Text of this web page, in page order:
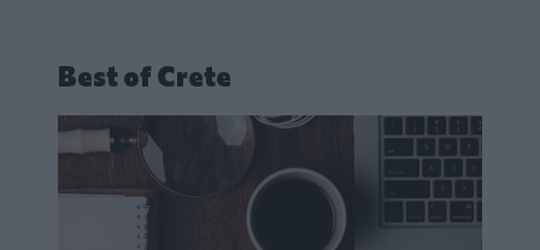
Best of Crete